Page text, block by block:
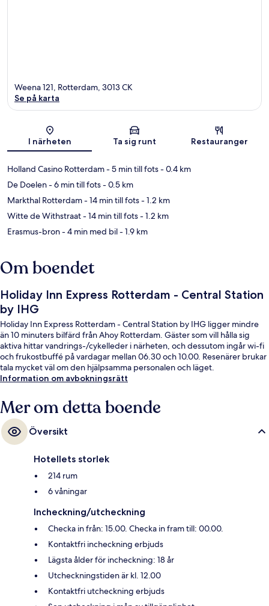
Karta
Weena 121, Rotterdam, 3013 CK
Se på karta
I närheten Ta sig runt Restauranger
Holland Casino Rotterdam- 5 min till fots- 0.4 km
De Doelen- 6 min till fots- 0.5 km
Markthal Rotterdam- 14 min till fots- 1.2 km
Witte de Withstraat- 14 min till fots- 1.2 km
Erasmus-bron- 4 min med bil- 1.9 km
Om boendet
Holiday Inn Express Rotterdam - Central Station
by IHG
Holiday Inn Express Rotterdam - Central Station by IHG ligger mindre
än 10 minuters bilfärd från Ahoy Rotterdam. Gäster som vill hålla sig
aktiva hittar vandrings-/cykelleder i närheten, och dessutom ingår wi-fi
och frukostbuffé på vardagar mellan 06.30 och 10.00. Resenärer brukar
tala mycket väl om den hjälpsamma personalen och läget.
Information om avbokningsrätt
Mer om detta boende
Översikt
Hotellets storlek
214 rum
6 våningar
Incheckning/utcheckning
Checka in från: 15.00. Checka in fram till: 00.00.
Kontaktfri incheckning erbjuds
Lägsta ålder för incheckning: 18 år
Utcheckningstiden är kl. 12.00
Kontaktfri utcheckning erbjuds